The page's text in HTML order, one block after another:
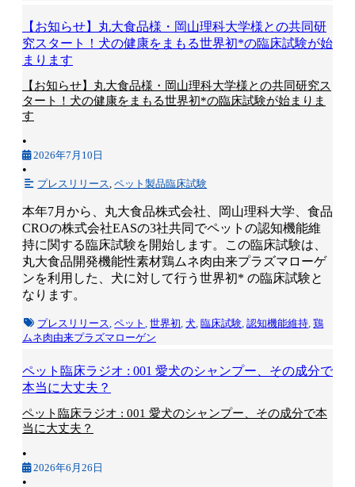
【お知らせ】丸大食品様・岡山理科大学様との共同研
究スタート！犬の健康をまもる世界初*の臨床試験が始
まります
【お知らせ】丸大食品様・岡山理科大学様との共同研究ス
タート！犬の健康をまもる世界初*の臨床試験が始まりま
す
•
2026年7月10日
•
プレスリリース ,ペット製品臨床試験
本年7月から、丸大食品株式会社、岡山理科大学、食品
CROの株式会社EASの3社共同でペットの認知機能維
持に関する臨床試験を開始します。この臨床試験は、
丸大食品開発機能性素材鶏ムネ肉由来プラズマローゲ
ンを利用した、犬に対して行う世界初* の臨床試験と
なります。
プレスリリース ,ペット ,世界初 ,犬 ,臨床試験 ,認知機能維持 ,鶏
ムネ肉由来プラズマローゲン
ペット臨床ラジオ : 001 愛犬のシャンプー、その成分で
本当に大丈夫？
ペット臨床ラジオ : 001 愛犬のシャンプー、その成分で本
当に大丈夫？
•
2026年6月26日
•